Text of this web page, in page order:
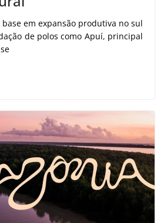
em expansão produtiva no sul
de polos como Apuí, principal